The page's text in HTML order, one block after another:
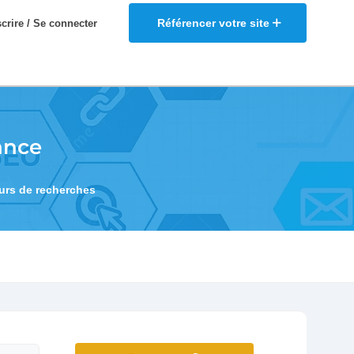
Référencer votre site
/ Se connecter
de recherches